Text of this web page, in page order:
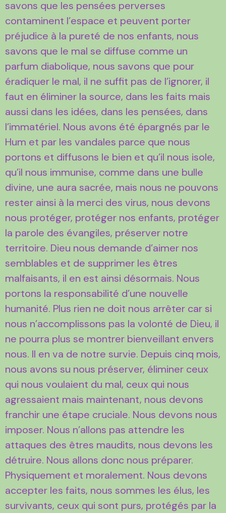
savons que les pensées perverses
contaminent l’espace et peuvent porter
préjudice à la pureté de nos enfants, nous
savons que le mal se diffuse comme un
parfum diabolique, nous savons que pour
éradiquer le mal, il ne suffit pas de l’ignorer, il
faut en éliminer la source, dans les faits mais
aussi dans les idées, dans les pensées, dans
l’immatériel. Nous avons été épargnés par le
Hum et par les vandales parce que nous
portons et diffusons le bien et qu’il nous isole,
qu’il nous immunise, comme dans une bulle
divine, une aura sacrée, mais nous ne pouvons
rester ainsi à la merci des virus, nous devons
nous protéger, protéger nos enfants, protéger
la parole des évangiles, préserver notre
territoire. Dieu nous demande d’aimer nos
semblables et de supprimer les êtres
malfaisants, il en est ainsi désormais. Nous
portons la responsabilité d’une nouvelle
humanité. Plus rien ne doit nous arrêter car si
nous n’accomplissons pas la volonté de Dieu, il
ne pourra plus se montrer bienveillant envers
nous. Il en va de notre survie. Depuis cinq mois,
nous avons su nous préserver, éliminer ceux
qui nous voulaient du mal, ceux qui nous
agressaient mais maintenant, nous devons
franchir une étape cruciale. Nous devons nous
imposer. Nous n’allons pas attendre les
attaques des êtres maudits, nous devons les
détruire. Nous allons donc nous préparer.
Physiquement et moralement. Nous devons
accepter les faits, nous sommes les élus, les
survivants, ceux qui sont purs, protégés par la